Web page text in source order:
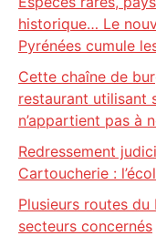
historique… Le
Pyrénées cumule
Cette chaîne de
restaurant utilisant
n’appartient pas à
Redressement
Cartoucherie :
Plusieurs routes
secteurs concernés